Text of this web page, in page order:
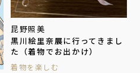
昆野照美
黒川絵里奈展に行ってきまし
た（着物でお出かけ）
着物を楽しむ